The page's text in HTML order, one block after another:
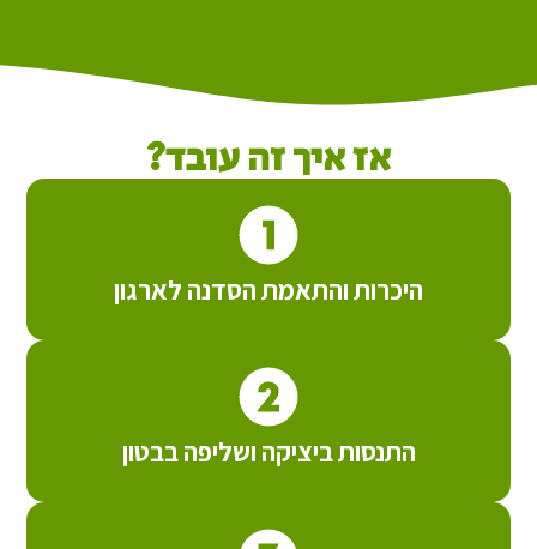
אז איך זה עובד?
היכרות והתאמת הסדנה לארגון
התנסות ביציקה ושליפה בבטון